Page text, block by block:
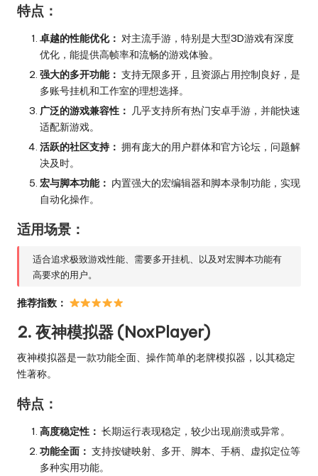
特点：
卓越的性能优化： 对主流手游，特别是大型3D游戏有深度
优化，能提供高帧率和流畅的游戏体验。
强大的多开功能： 支持无限多开，且资源占用控制良好，是
多账号挂机和工作室的理想选择。
广泛的游戏兼容性： 几乎支持所有热门安卓手游，并能快速
适配新游戏。
活跃的社区支持： 拥有庞大的用户群体和官方论坛，问题解
决及时。
宏与脚本功能： 内置强大的宏编辑器和脚本录制功能，实现
自动化操作。
适用场景：
适合追求极致游戏性能、需要多开挂机、以及对宏脚本功能有
高要求的用户。
推荐指数：
2. 夜神模拟器 (NoxPlayer)
夜神模拟器是一款功能全面、操作简单的老牌模拟器，以其稳定
性著称。
特点：
高度稳定性： 长期运行表现稳定，较少出现崩溃或异常。
功能全面： 支持按键映射、多开、脚本、手柄、虚拟定位等
多种实用功能。